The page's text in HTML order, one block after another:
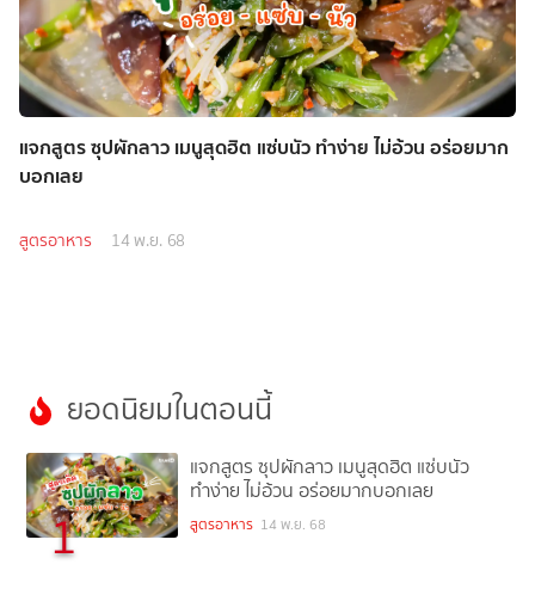
แจกสูตร ซุปผักลาว เมนูสุดฮิต แซ่บนัว ทำง่าย ไม่อ้วน อร่อยมาก
บอกเลย
สูตรอาหาร 14 พ.ย. 68
ยอดนิยมในตอนนี้
1
แจกสูตร ซุปผักลาว เมนูสุดฮิต แซ่บนัว
ทำง่าย ไม่อ้วน อร่อยมากบอกเลย
สูตรอาหาร 14 พ.ย. 68